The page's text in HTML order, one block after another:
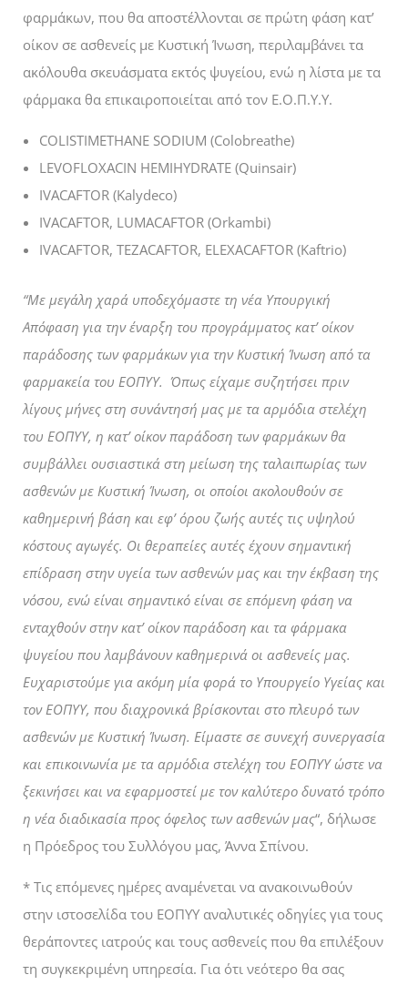
φαρμάκων, που θα αποστέλλονται σε πρώτη φάση κατ’
οίκον σε ασθενείς με Κυστική Ίνωση, περιλαμβάνει τα
ακόλουθα σκευάσματα εκτός ψυγείου, ενώ η λίστα με τα
φάρμακα θα επικαιροποιείται από τον Ε.Ο.Π.Υ.Υ.
COLISTIMETHANE SODIUM (Colobreathe)
LEVOFLOXACIN HEMIHYDRATE (Quinsair)
IVACAFTOR (Kalydeco)
IVACAFTOR, LUMACAFTOR (Orkambi)
IVACAFTOR, TEZACAFTOR, ELEXACAFTOR (Kaftrio)
“Με μεγάλη χαρά υποδεχόμαστε τη νέα Υπουργική
Απόφαση για την έναρξη του προγράμματος κατ’ οίκον
παράδοσης των φαρμάκων για την Κυστική Ίνωση από τα
φαρμακεία του ΕΟΠΥΥ. Όπως είχαμε συζητήσει πριν
λίγους μήνες στη συνάντησή μας με τα αρμόδια στελέχη
του ΕΟΠΥΥ, η κατ’ οίκον παράδοση των φαρμάκων θα
συμβάλλει ουσιαστικά στη μείωση της ταλαιπωρίας των
ασθενών με Κυστική Ίνωση, οι οποίοι ακολουθούν σε
καθημερινή βάση και εφ’ όρου ζωής αυτές τις υψηλού
κόστους αγωγές. Οι θεραπείες αυτές έχουν σημαντική
επίδραση στην υγεία των ασθενών μας και την έκβαση της
νόσου, ενώ είναι σημαντικό είναι σε επόμενη φάση να
ενταχθούν στην κατ’ οίκον παράδοση και τα φάρμακα
ψυγείου που λαμβάνουν καθημερινά οι ασθενείς μας.
Ευχαριστούμε για ακόμη μία φορά το Υπουργείο Υγείας και
τον ΕΟΠΥΥ, που διαχρονικά βρίσκονται στο πλευρό των
ασθενών με Κυστική Ίνωση. Είμαστε σε συνεχή συνεργασία
και επικοινωνία με τα αρμόδια στελέχη του ΕΟΠΥΥ ώστε να
ξεκινήσει και να εφαρμοστεί με τον καλύτερο δυνατό τρόπο
η νέα διαδικασία προς όφελος των ασθενών μας“, δήλωσε
η Πρόεδρος του Συλλόγου μας, Άννα Σπίνου.
* Τις επόμενες ημέρες αναμένεται να ανακοινωθούν
στην ιστοσελίδα του ΕΟΠΥΥ αναλυτικές οδηγίες για τους
θεράποντες ιατρούς και τους ασθενείς που θα επιλέξουν
τη συγκεκριμένη υπηρεσία. Για ότι νεότερο θα σας